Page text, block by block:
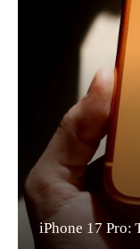
iPhone 17 Pro: